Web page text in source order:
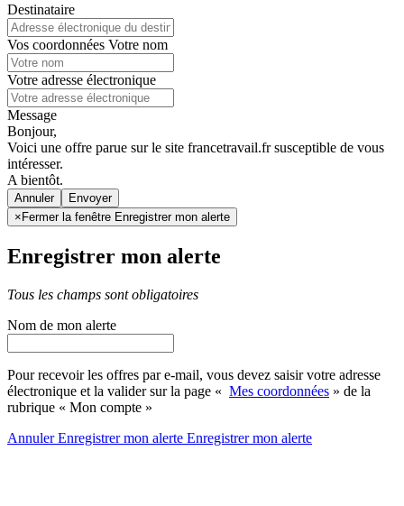
Destinataire
Vos coordonnées Votre nom
Votre adresse électronique
Message
Bonjour,
Voici une offre parue sur le site francetravail.fr susceptible de vous
intéresser.
A bientôt.
Annuler
× Fermer la fenêtre Enregistrer mon alerte
Enregistrer mon alerte
Tous les champs sont obligatoires
Nom de mon alerte
Pour recevoir les offres par e-mail, vous devez saisir votre adresse
électronique et la valider sur la page « Mes coordonnées » de la
rubrique « Mon compte »
AnnulerEnregistrer mon alerte Enregistrermon alerte